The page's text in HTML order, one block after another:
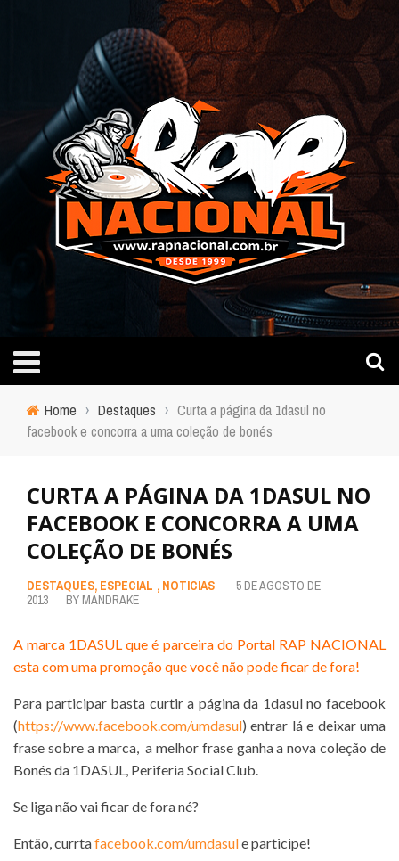
Home › Destaques › Curta a página da 1dasul no
facebook e concorra a uma coleção de bonés
CURTA A PÁGINA DA 1DASUL NO
FACEBOOK E CONCORRA A UMA
COLEÇÃO DE BONÉS
DESTAQUES, ESPECIAL , NOTICIAS
5 DE AGOSTO DE
2013
BY MANDRAKE
A marca 1DASUL que é parceira do Portal RAP NACIONAL
esta com uma promoção que você não pode ficar de fora!
Para participar basta curtir a página da 1dasul no facebook
(https://www.facebook.com/umdasul) entrar lá e deixar uma
frase sobre a marca, a melhor frase ganha a nova coleção de
Bonés da 1DASUL, Periferia Social Club.
Se liga não vai ficar de fora né?
Então, currtafacebook.com/umdasule participe!